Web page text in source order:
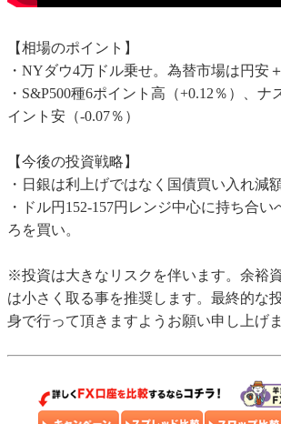
【相場のポイント】
・NYダウ4万ドル乗せ。為替市場は円安
・S&P500種6ポイント高（+0.12％）、ナ
イント安（-0.07％）
【今後の投資戦略】
・日銀は利上げではなく国債買い入れ減額
・ドル円152-157円レンジ中心に持ち合
ろを買い。
※投資は大きなリスクを伴います。余裕
は小さく取る事を推奨します。最終的な
身で行って頂きますようお願い申し上げま